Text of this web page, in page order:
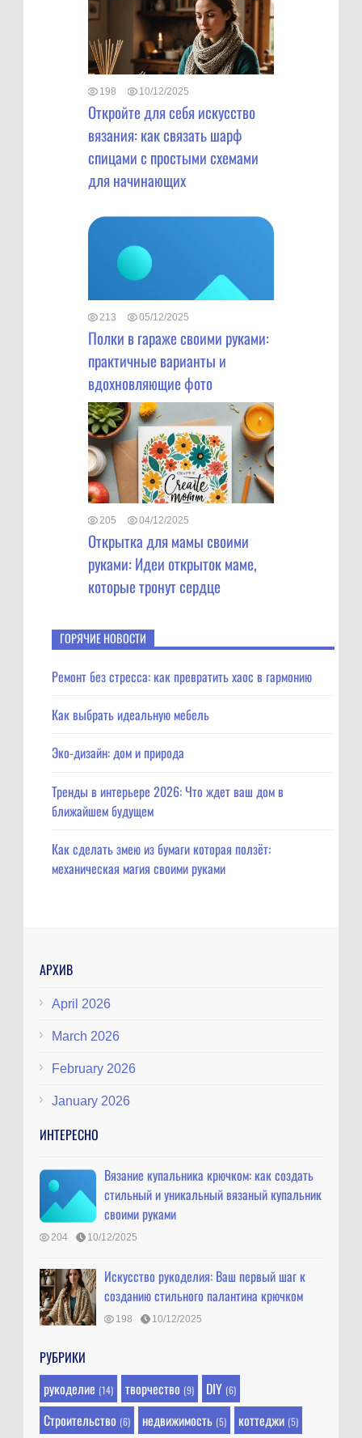
198 10/12/2025
Откройте для себя искусство
вязания: как связать шарф
спицами с простыми схемами
для начинающих
213 05/12/2025
Полки в гараже своими руками:
практичные варианты и
вдохновляющие фото
205 04/12/2025
Открытка для мамы своими
руками: Идеи открыток маме,
которые тронут сердце
ГОРЯЧИЕ НОВОСТИ
Ремонт без стресса: как превратить хаос в гармонию
Как выбрать идеальную мебель
Эко-дизайн: дом и природа
Тренды в интерьере 2026: Что ждет ваш дом в
ближайшем будущем
Как сделать змею из бумаги которая ползёт:
механическая магия своими руками
АРХИВ
April 2026
March 2026
February 2026
January 2026
ИНТЕРЕСНО
Вязание купальника крючком: как создать
стильный и уникальный вязаный купальник
своими руками
204 10/12/2025
Искусство рукоделия: Ваш первый шаг к
созданию стильного палантина крючком
198 10/12/2025
РУБРИКИ
рукоделие (14) творчество (9) DIY (6)
Строительство (6) недвижимость (5) коттеджи (5)